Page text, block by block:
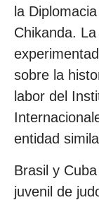
la
Chikanda.
sobre la
labor del
entidad
Brasil y
juvenil de